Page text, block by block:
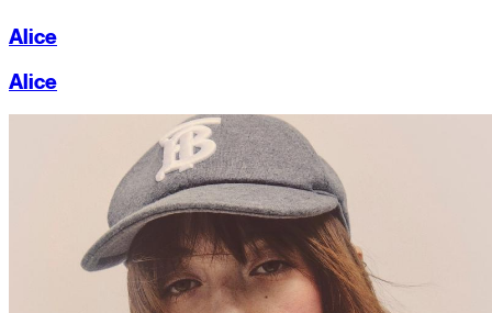
Alice
Alice